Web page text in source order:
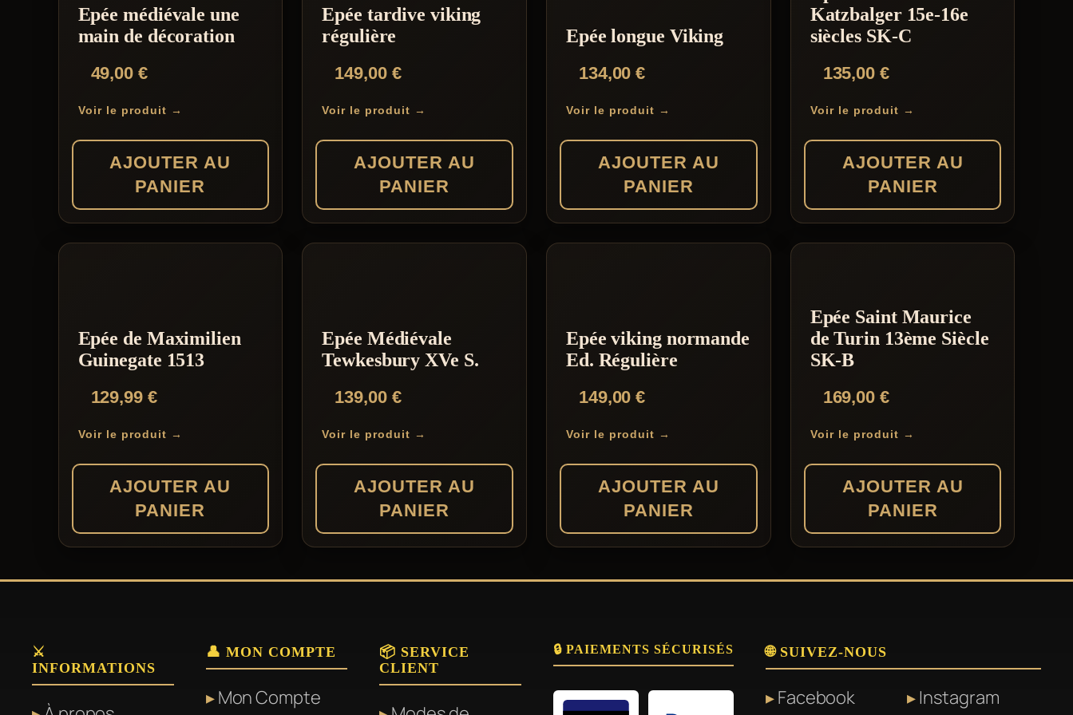
Epée médiévale une
main de décoration
49,00 €
Voir le produit →
AJOUTER AU
PANIER
Epée tardive viking
régulière
149,00 €
Voir le produit →
AJOUTER AU
PANIER
Epée longue Viking
134,00€
Voir le produit →
AJOUTER AU
PANIER
Katzbalger 15e-16e
siècles SK-C
135,00 €
Voir le produit →
AJOUTER AU
PANIER
Epée de Maximilien
Guinegate 1513
129,99 €
Voir le produit →
AJOUTER AU
PANIER
Epée Médiévale
Tewkesbury XVe S.
139,00 €
Voir le produit →
AJOUTER AU
PANIER
Epée viking normande
Ed. Régulière
149,00€
Voir le produit →
AJOUTER AU
PANIER
Epée Saint Maurice
de Turin 13ème Siècle
SK-B
169,00 €
Voir le produit →
AJOUTER AU
PANIER
⚔️
INFORMATIONS
👤 MON COMPTE
Mon Compte
📦 SERVICE
CLIENT
🔒 PAIEMENTS SÉCURISÉS 🌐 SUIVEZ-NOUS
Facebook Instagram